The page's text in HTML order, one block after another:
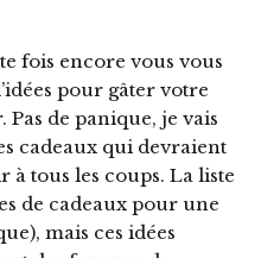
fois encore vous vous
pour gâter votre
de panique, je vais
cadeaux qui devraient
à tous les coups. La liste
de cadeaux pour une
mais ces idées